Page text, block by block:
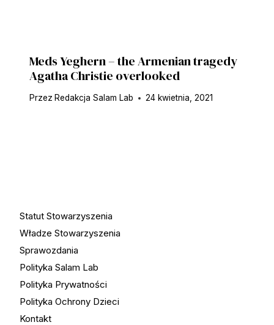
Meds Yeghern – the Armenian tragedy
Agatha Christie overlooked
Przez Redakcja Salam Lab 24 kwietnia, 2021
Statut Stowarzyszenia
Władze Stowarzyszenia
Sprawozdania
Polityka Salam Lab
Polityka Prywatności
Polityka Ochrony Dzieci
Kontakt